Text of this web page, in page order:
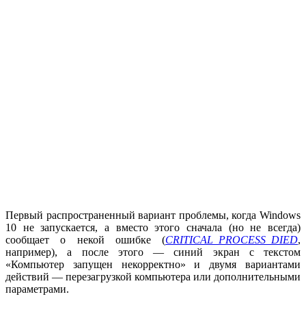
Первый распространенный вариант проблемы, когда Windows
10 не запускается, а вместо этого сначала (но не всегда)
сообщает о некой ошибке (CRITICAL_PROCESS_DIED,
например), а после этого — синий экран с текстом
«Компьютер запущен некорректно» и двумя вариантами
действий — перезагрузкой компьютера или дополнительными
параметрами.